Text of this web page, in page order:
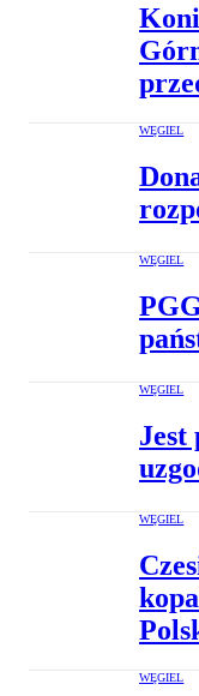
WĘGIEL
WĘGIEL
WĘGIEL
Jest
WĘGIEL
WĘGIEL